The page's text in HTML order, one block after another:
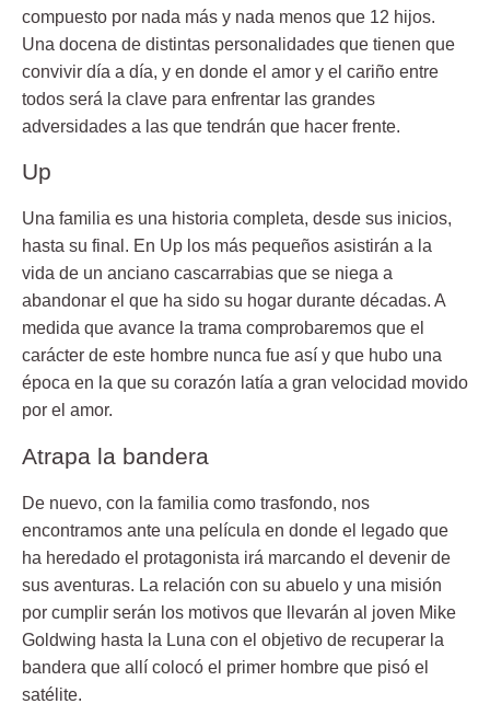
compuesto por nada más y nada menos que 12 hijos.
Una docena de distintas personalidades que tienen que
convivir día a día, y en donde el amor y el cariño entre
todos será la clave para enfrentar las grandes
adversidades a las que tendrán que hacer frente.
Up
Una familia es una historia completa, desde sus inicios,
hasta su final. En Up los más pequeños asistirán a la
vida de un anciano cascarrabias que se niega a
abandonar el que ha sido su hogar durante décadas. A
medida que avance la trama comprobaremos que el
carácter de este hombre nunca fue así y que hubo una
época en la que su corazón latía a gran velocidad movido
por el amor.
Atrapa la bandera
De nuevo, con la familia como trasfondo, nos
encontramos ante una película en donde el legado que
ha heredado el protagonista irá marcando el devenir de
sus aventuras. La relación con su abuelo y una misión
por cumplir serán los motivos que llevarán al joven Mike
Goldwing hasta la Luna con el objetivo de recuperar la
bandera que allí colocó el primer hombre que pisó el
satélite.